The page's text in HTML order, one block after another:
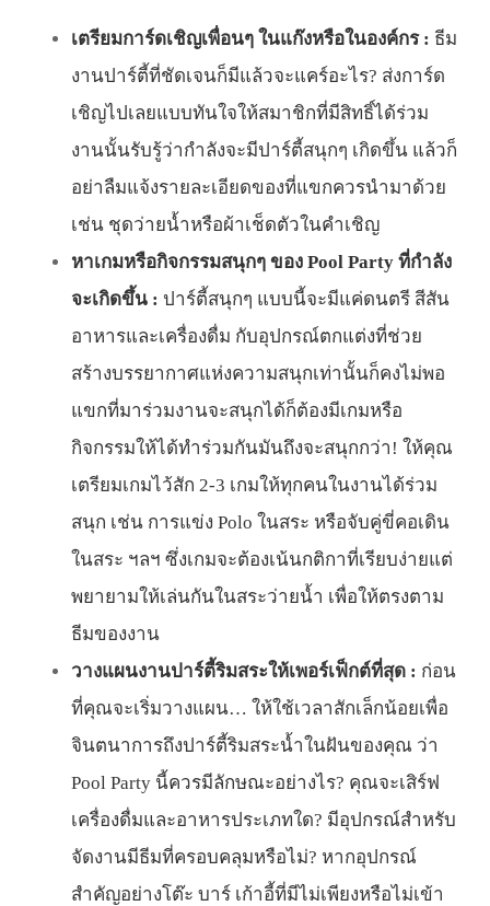
เตรียมการ์ดเชิญเพื่อนๆ ในแก๊งหรือในองค์กร : ธีม
งานปาร์ตี้ที่ชัดเจนก็มีแล้วจะแคร์อะไร? ส่งการ์ด
เชิญไปเลยแบบทันใจให้สมาชิกที่มีสิทธิ์ได้ร่วม
งานนั้นรับรู้ว่ากำลังจะมีปาร์ตี้สนุกๆ เกิดขึ้น แล้วก็
อย่าลืมแจ้งรายละเอียดของที่แขกควรนำมาด้วย
เช่น ชุดว่ายน้ำหรือผ้าเช็ดตัวในคำเชิญ
หาเกมหรือกิจกรรมสนุกๆ ของ Pool Party ที่กำลัง
จะเกิดขึ้น : ปาร์ตี้สนุกๆ แบบนี้จะมีแค่ดนตรี สีสัน
อาหารและเครื่องดื่ม กับอุปกรณ์ตกแต่งที่ช่วย
สร้างบรรยากาศแห่งความสนุกเท่านั้นก็คงไม่พอ
แขกที่มาร่วมงานจะสนุกได้ก็ต้องมีเกมหรือ
กิจกรรมให้ได้ทำร่วมกันมันถึงจะสนุกกว่า! ให้คุณ
เตรียมเกมไว้สัก 2-3 เกมให้ทุกคนในงานได้ร่วม
สนุก เช่น การแข่ง Polo ในสระ หรือจับคู่ขี่คอเดิน
ในสระ ฯลฯ ซึ่งเกมจะต้องเน้นกติกาที่เรียบง่ายแต่
พยายามให้เล่นกันในสระว่ายน้ำ เพื่อให้ตรงตาม
ธีมของงาน
วางแผนงานปาร์ตี้ริมสระให้เพอร์เฟ็กต์ที่สุด : ก่อน
ที่คุณจะเริ่มวางแผน… ให้ใช้เวลาสักเล็กน้อยเพื่อ
จินตนาการถึงปาร์ตี้ริมสระน้ำในฝันของคุณ ว่า
Pool Party นี้ควรมีลักษณะอย่างไร? คุณจะเสิร์ฟ
เครื่องดื่มและอาหารประเภทใด? มีอุปกรณ์สำหรับ
จัดงานมีธีมที่ครอบคลุมหรือไม่? หากอุปกรณ์
สำคัญอย่างโต๊ะ บาร์ เก้าอี้ที่มีไม่เพียงหรือไม่เข้า